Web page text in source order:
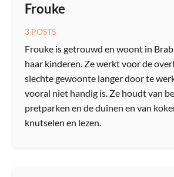
Frouke
3 POSTS
Frouke is getrouwd en woont in
haar kinderen. Ze werkt voor de
slechte gewoonte langer door te
vooral niet handig is. Ze houdt van
pretparken en de duinen en van
knutselen en lezen.